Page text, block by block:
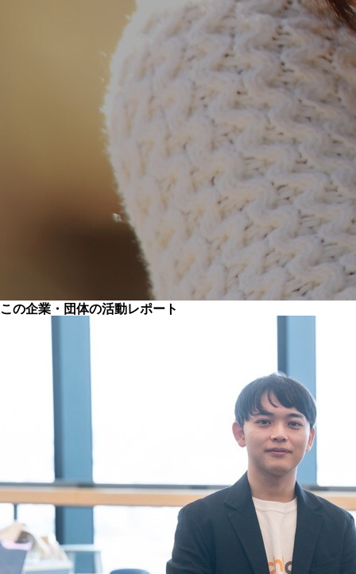
この企業・団体の活動レポート